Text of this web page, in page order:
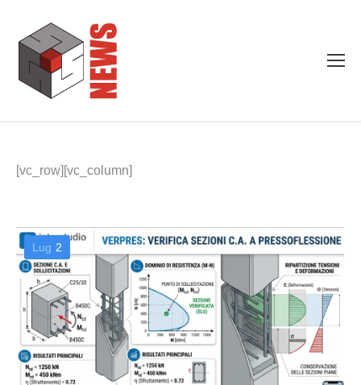
[vc_row][vc_column]
Lug 2